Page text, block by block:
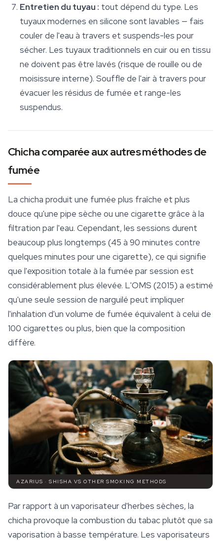
Entretien du tuyau : tout dépend du type. Les
tuyaux modernes en silicone sont lavables — fais
couler de l'eau à travers et suspends-les pour
sécher. Les tuyaux traditionnels en cuir ou en tissu
ne doivent pas être lavés (risque de rouille ou de
moisissure interne). Souffle de l'air à travers pour
évacuer les résidus de fumée et range-les
suspendus.
Chicha comparée aux autres méthodes de
fumée
La chicha produit une fumée plus fraîche et plus
douce qu'une pipe sèche ou une cigarette grâce à la
filtration par l'eau. Cependant, les sessions durent
beaucoup plus longtemps (45 à 90 minutes contre
quelques minutes pour une cigarette), ce qui signifie
que l'exposition totale à la fumée par session est
considérablement plus élevée. L'OMS (2015) a estimé
qu'une seule session de narguilé peut impliquer
l'inhalation d'un volume de fumée équivalent à celui de
100 cigarettes ou plus, bien que la composition
diffère.
AZARIUS · SHISHA VS OTHER SMOKING METHODS
Par rapport à un vaporisateur d'herbes sèches, la
chicha provoque la combustion du tabac plutôt que sa
vaporisation à basse température. Les vaporisateurs